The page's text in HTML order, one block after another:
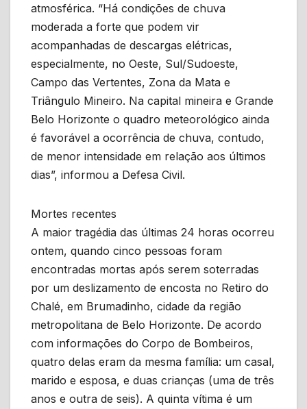
atmosférica. “Há condições de chuva
moderada a forte que podem vir
acompanhadas de descargas elétricas,
especialmente, no Oeste, Sul/Sudoeste,
Campo das Vertentes, Zona da Mata e
Triângulo Mineiro. Na capital mineira e Grande
Belo Horizonte o quadro meteorológico ainda
é favorável a ocorrência de chuva, contudo,
de menor intensidade em relação aos últimos
dias”, informou a Defesa Civil.
Mortes recentes
A maior tragédia das últimas 24 horas ocorreu
ontem, quando cinco pessoas foram
encontradas mortas após serem soterradas
por um deslizamento de encosta no Retiro do
Chalé, em Brumadinho, cidade da região
metropolitana de Belo Horizonte. De acordo
com informações do Corpo de Bombeiros,
quatro delas eram da mesma família: um casal,
marido e esposa, e duas crianças (uma de três
anos e outra de seis). A quinta vítima é um